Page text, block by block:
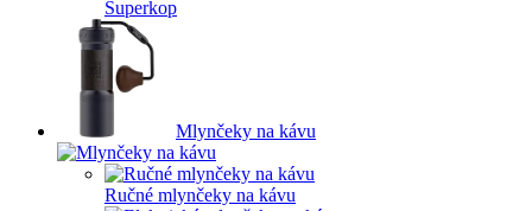
Superkop
Mlynčeky na kávu
Ručné mlynčeky na kávu